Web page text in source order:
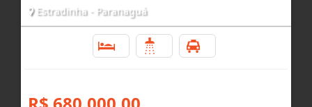
Estradinha - Paranaguá